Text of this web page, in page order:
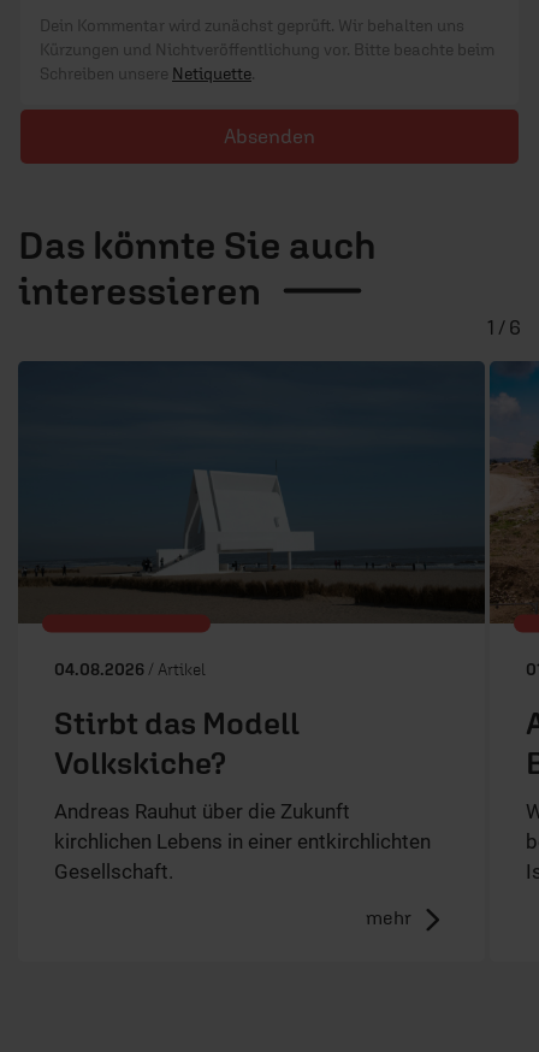
Dein Kommentar wird zunächst geprüft. Wir behalten uns
Kürzungen und Nichtveröffentlichung vor. Bitte beachte beim
Schreiben unsere Netiquette.
Absenden
Das könnte Sie auch
interessieren
04.08.2026 / Artikel
Stirbt das Modell
Volkskiche?
Andreas Rauhut über die Zukunft
kirchlichen Lebens in einer entkirchlichten
Gesellschaft.
mehr
1 / 6